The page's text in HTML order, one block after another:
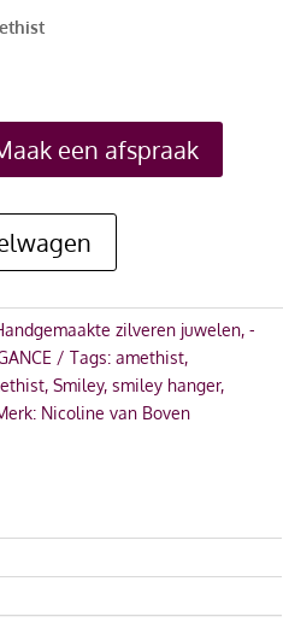
een afspraak
zilveren juwelen, -
Tags: amethist,
, Smiley, smiley hanger,
Nicoline van Boven